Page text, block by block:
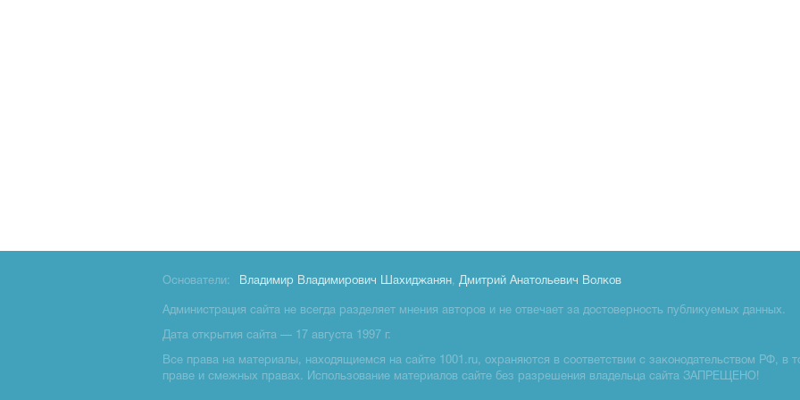
Основатели: Владимир Владимирович Шахиджанян, Дмитрий Анатольевич Волков
Администрация сайта не всегда разделяет мнения авторов и не отвечает за достоверность публикуемых данных.
Дата открытия сайта — 17 августа 1997 г.
Все права на материалы, находящиемся на сайте 1001.ru, охраняются в соответствии с законодательством РФ, в
праве и смежных правах. Использование материалов сайте без разрешения владельца сайта ЗАПРЕЩЕНО!